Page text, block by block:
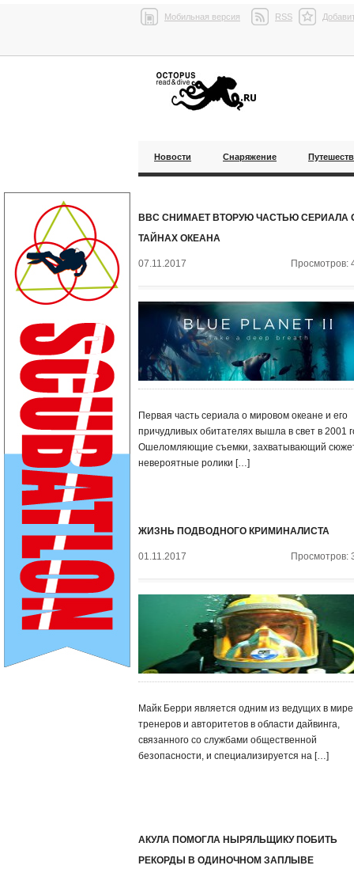
Мобильная версия RSS
Новости Снаряжение
BBC СНИМАЕТ ВТОРУЮ ЧАСТЬЮ СЕРИАЛА
ТАЙНАХ ОКЕАНА
07.11.2017 Просмотров:
Первая часть сериала о мировом океане и его
причудливых обитателях вышла в свет в 2001
Ошеломляющие съемки, захватывающий
невероятные ролики […]
ЖИЗНЬ ПОДВОДНОГО КРИМИНАЛИСТА
01.11.2017 Просмотров:
Майк Берри является одним из ведущих в мире
тренеров и авторитетов в области дайвинга,
связанного со службами общественной
безопасности, и специализируется на […]
АКУЛА ПОМОГЛА НЫРЯЛЬЩИКУ ПОБИТЬ
РЕКОРДЫ В ОДИНОЧНОМ ЗАПЛЫВЕ